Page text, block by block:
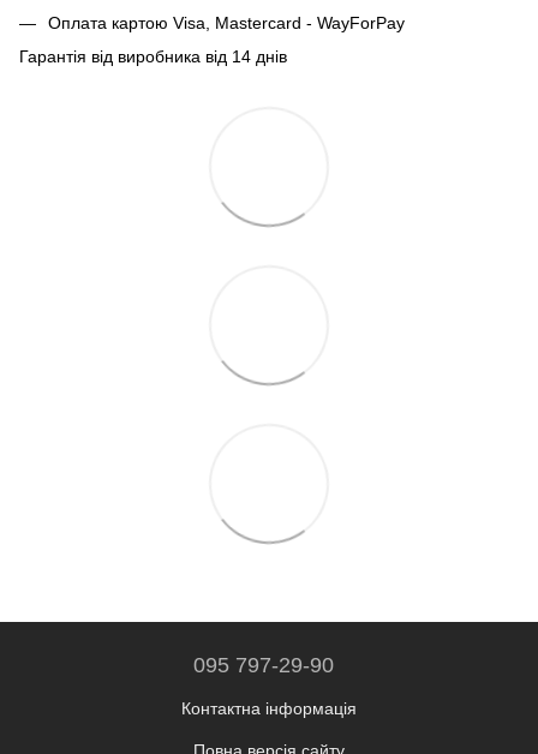
Оплата картою Visa, Mastercard - WayForPay
Гарантія від виробника від 14 днів
095 797-29-90
Контактна інформація
Повна версія сайту